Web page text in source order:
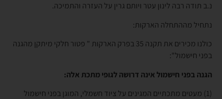
נ.ב תודה רבה לינון עטר ויותם גרין על העזרה והתמיכה.
נתחיל מההתחלה הארקות:
כולנו מכירים את תקנה 35 בפרק הארקות " פטור חלקי מיתקן מהגנה
בפני חישמול":
הגנה בפני חישמול אינה דרושה לגופי מתכת אלה:
(1) מעטים מתכתיים המגינים על ציוד חשמלי, המוגן בפני חישמול